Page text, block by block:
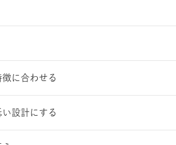
に合わせる
設計にする